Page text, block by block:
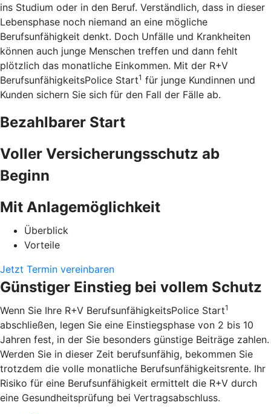
ins Studium oder in den Beruf. Verständlich, dass in dieser
Lebensphase noch niemand an eine mögliche
Berufsunfähigkeit denkt. Doch Unfälle und Krankheiten
können auch junge Menschen treffen und dann fehlt
plötzlich das monatliche Einkommen. Mit der R+V
BerufsunfähigkeitsPolice Start1 für junge Kundinnen und
Kunden sichern Sie sich für den Fall der Fälle ab.
Bezahlbarer Start
Voller Versicherungsschutz ab
Beginn
Mit Anlagemöglichkeit
Überblick
Vorteile
Jetzt Termin vereinbaren
Günstiger Einstieg bei vollem Schutz
Wenn Sie Ihre R+V BerufsunfähigkeitsPolice Start1
abschließen, legen Sie eine Einstiegsphase von 2 bis 10
Jahren fest, in der Sie besonders günstige Beiträge zahlen.
Werden Sie in dieser Zeit berufsunfähig, bekommen Sie
trotzdem die volle monatliche Berufsunfähigkeitsrente. Ihr
Risiko für eine Berufsunfähigkeit ermittelt die R+V durch
eine Gesundheitsprüfung bei Vertragsabschluss.